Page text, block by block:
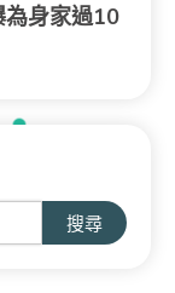
為身家過10
搜尋